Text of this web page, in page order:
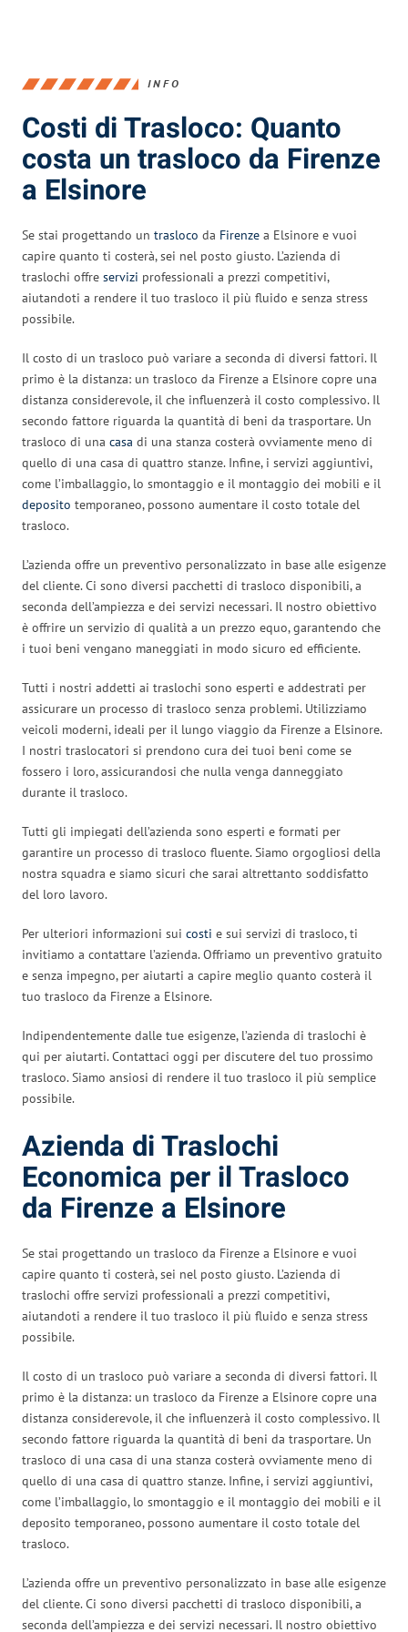
INFO
Costi di Trasloco: Quanto
costa un trasloco da Firenze
a Elsinore
Se stai progettando un trasloco da Firenze a Elsinore e vuoi
capire quanto ti costerà, sei nel posto giusto. L’azienda di
traslochi offre servizi professionali a prezzi competitivi,
aiutandoti a rendere il tuo trasloco il più fluido e senza stress
possibile.
Il costo di un trasloco può variare a seconda di diversi fattori. Il
primo è la distanza: un trasloco da Firenze a Elsinore copre una
distanza considerevole, il che influenzerà il costo complessivo. Il
secondo fattore riguarda la quantità di beni da trasportare. Un
trasloco di una casa di una stanza costerà ovviamente meno di
quello di una casa di quattro stanze. Infine, i servizi aggiuntivi,
come l’imballaggio, lo smontaggio e il montaggio dei mobili e il
deposito temporaneo, possono aumentare il costo totale del
trasloco.
L’azienda offre un preventivo personalizzato in base alle esigenze
del cliente. Ci sono diversi pacchetti di trasloco disponibili, a
seconda dell’ampiezza e dei servizi necessari. Il nostro obiettivo
è offrire un servizio di qualità a un prezzo equo, garantendo che
i tuoi beni vengano maneggiati in modo sicuro ed efficiente.
Tutti i nostri addetti ai traslochi sono esperti e addestrati per
assicurare un processo di trasloco senza problemi. Utilizziamo
veicoli moderni, ideali per il lungo viaggio da Firenze a Elsinore.
I nostri traslocatori si prendono cura dei tuoi beni come se
fossero i loro, assicurandosi che nulla venga danneggiato
durante il trasloco.
Tutti gli impiegati dell’azienda sono esperti e formati per
garantire un processo di trasloco fluente. Siamo orgogliosi della
nostra squadra e siamo sicuri che sarai altrettanto soddisfatto
del loro lavoro.
Per ulteriori informazioni sui costi e sui servizi di trasloco, ti
invitiamo a contattare l’azienda. Offriamo un preventivo gratuito
e senza impegno, per aiutarti a capire meglio quanto costerà il
tuo trasloco da Firenze a Elsinore.
Indipendentemente dalle tue esigenze, l’azienda di traslochi è
qui per aiutarti. Contattaci oggi per discutere del tuo prossimo
trasloco. Siamo ansiosi di rendere il tuo trasloco il più semplice
possibile.
Azienda di Traslochi
Economica per il Trasloco
da Firenze a Elsinore
Se stai progettando un trasloco da Firenze a Elsinore e vuoi
capire quanto ti costerà, sei nel posto giusto. L’azienda di
traslochi offre servizi professionali a prezzi competitivi,
aiutandoti a rendere il tuo trasloco il più fluido e senza stress
possibile.
Il costo di un trasloco può variare a seconda di diversi fattori. Il
primo è la distanza: un trasloco da Firenze a Elsinore copre una
distanza considerevole, il che influenzerà il costo complessivo. Il
secondo fattore riguarda la quantità di beni da trasportare. Un
trasloco di una casa di una stanza costerà ovviamente meno di
quello di una casa di quattro stanze. Infine, i servizi aggiuntivi,
come l’imballaggio, lo smontaggio e il montaggio dei mobili e il
deposito temporaneo, possono aumentare il costo totale del
trasloco.
L’azienda offre un preventivo personalizzato in base alle esigenze
del cliente. Ci sono diversi pacchetti di trasloco disponibili, a
seconda dell’ampiezza e dei servizi necessari. Il nostro obiettivo